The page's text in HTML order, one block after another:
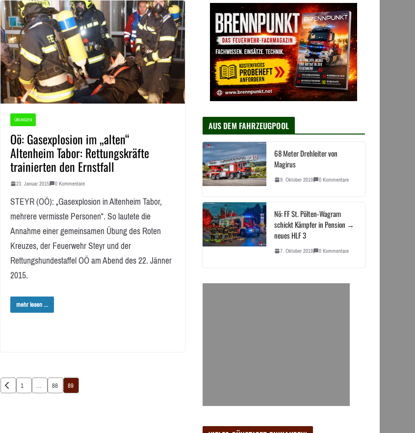
ÜBUNGEN
Oö: Gasexplosion im „alten“
Altenheim Tabor: Rettungskräfte
trainierten den Ernstfall
23. Januar 2015 0 Kommentare
STEYR (OÖ): „Gasexplosion in Altenheim Tabor,
mehrere vermisste Personen“. So lautete die
Annahme einer gemeinsamen Übung des Roten
Kreuzes, der Feuerwehr Steyr und der
Rettungshundestaffel OÖ am Abend des 22. Jänner
2015.
mehr lesen ...
Seitennummerierung
1 … 88 89
AUS DEM FAHRZEUGPOOL
68 Meter Drehleiter von
Magirus
9. Oktober 2019 0 Kommentare
Nö: FF St. Pölten-Wagram
schickt Kämpfer in Pension →
neues HLF 3
7. Oktober 2019 0 Kommentare